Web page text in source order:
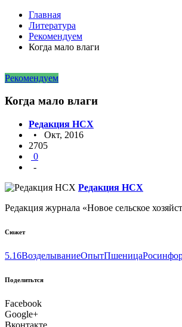
Главная
Литература
Рекомендуем
Когда мало влаги
Рекомендуем
Когда мало влаги
Редакция НСХ
• Окт, 2016
2705
0
-
Редакция НСХ
Редакция журнала «Новое сельское
Сюжет
5.16ВозделываниеОпытПшеница
Поделитьтся
Facebook
Google+
Вконтакте